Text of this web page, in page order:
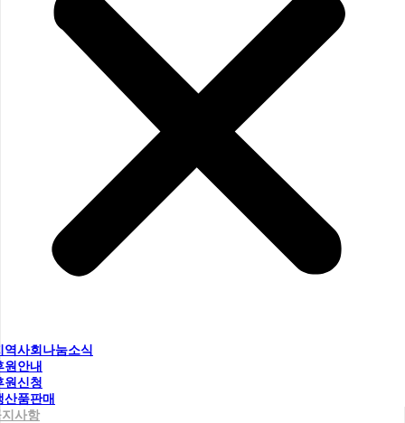
역사회나눔소식
원안내
원신청
산품판매
사항